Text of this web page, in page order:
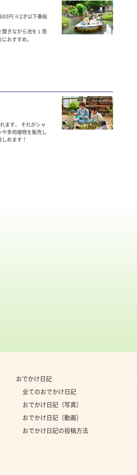
円 ※2才以下乗船
きながら池を１周
おすすめ。
ます。 それがシャ
多肉植物を販売し
めます！
おでかけ日記
全てのおでかけ日記
おでかけ日記（写真）
おでかけ日記（動画）
おでかけ日記の投稿方法